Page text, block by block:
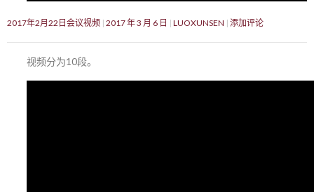
2017年2月22日会议视频 2017 年 3 月 6 日 LUOXUNSEN 添加评论
视频分为10段。